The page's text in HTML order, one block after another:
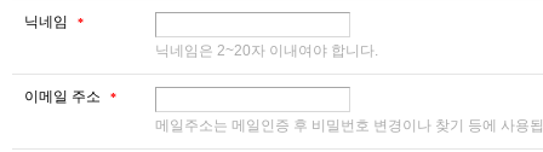
닉네임 *
닉네임은 2~20자 이내여야 합니다.
이메일 주소 *
메일주소는 메일인증 후 비밀번호 변경이나 찾기 등에 사용